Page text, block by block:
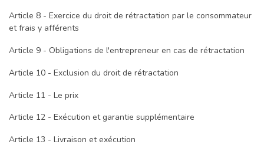
Article 8 - Exercice du droit de rétractation par le consommateur
et frais y afférents
Article 9 - Obligations de l'entrepreneur en cas de rétractation
Article 10 - Exclusion du droit de rétractation
Article 11 - Le prix
Article 12 - Exécution et garantie supplémentaire
Article 13 - Livraison et exécution